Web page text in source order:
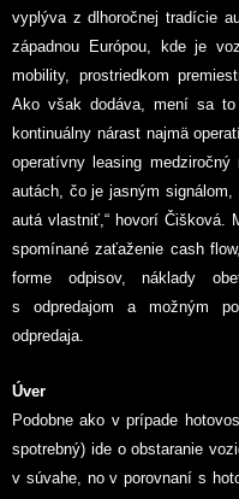
vyplýva z dlhoročnej tradície
západnou Európou, kde je
mobility, prostriedkom
Ako však dodáva, mení sa
kontinuálny nárast najmä
operatívny leasing
autách, čo je jasným
autá vlastniť,“ hovorí Čišková.
spomínané zaťaženie cash
forme odpisov, náklady
s odpredajom a možným
odpredaja.
Úver
Podobne ako v prípade
spotrebný) ide o obstaranie
v súvahe, no v porovnaní s